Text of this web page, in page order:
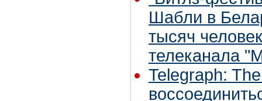
Шабли в
тысяч
телеканала
Telegraph: